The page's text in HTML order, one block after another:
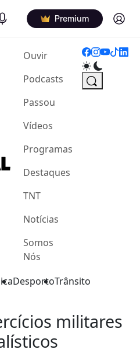
Podcasts Premium Log in
Ouvir(current)
Podcasts
Passou
Vídeos
Programas
Destaques
TNT
Notícias
Somos
Nós
DesportoTrânsito
militares